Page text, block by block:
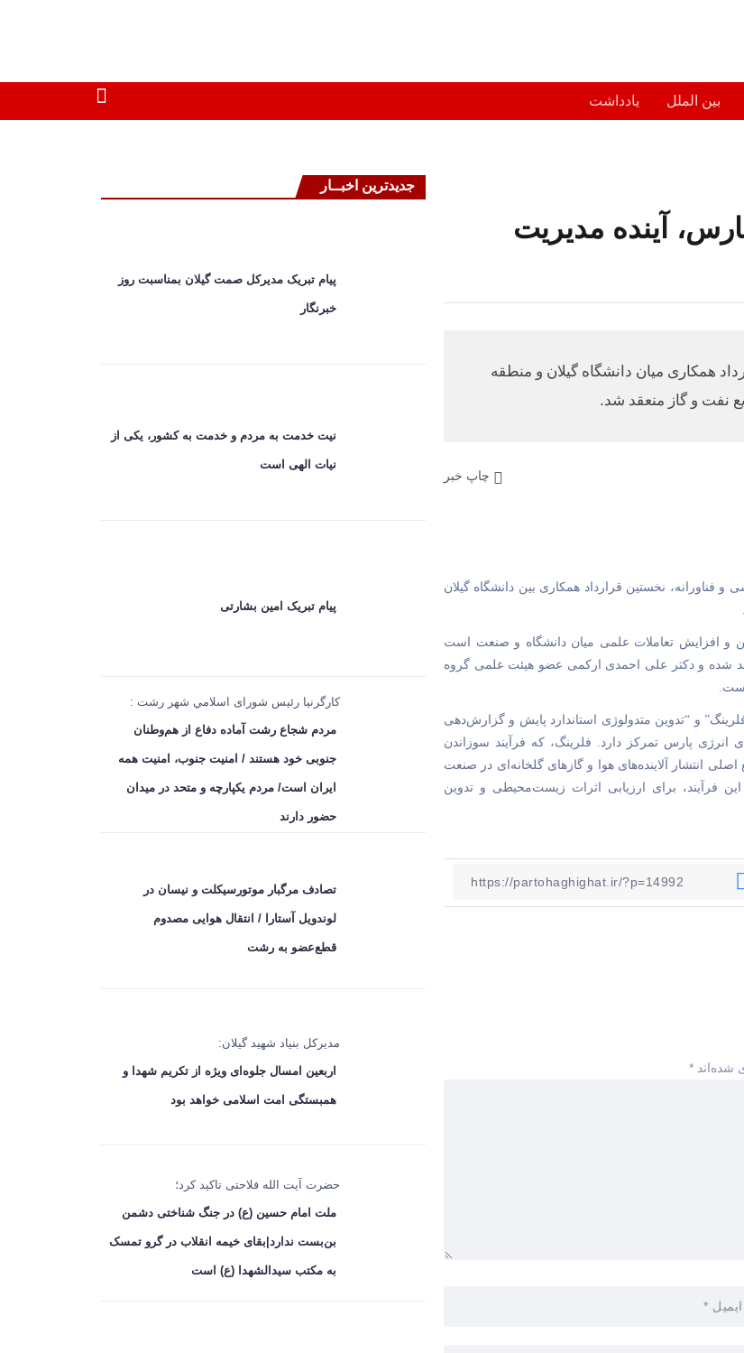
بین الملل یادداشت
آینده مدیریت
همکاری میان دانشگاه گیلان و منطقه
نفت و گاز منعقد شد.
چاپ خبر
نخستین قرارداد همکاری بین دانشگاه گیلان
و افزایش تعاملات علمی میان دانشگاه و صنعت است
شده و دکتر علی احمدی ارکمی عضو هیئت علمی گروه
و “تدوین متدولوژی استاندارد پایش و گزارش‌دهی
پارس تمرکز دارد. فلرینگ، که فرآیند سوزاندن
انتشار آلاینده‌های هوا و گازهای گلخانه‌ای در صنعت
برای ارزیابی اثرات زیست‌محیطی و تدوین
شده‌اند *
جدیدترین اخبــار
پیام تبریک مدیرکل صمت گیلان بمناسبت روز
خبرنگار
نیت خدمت به مردم و خدمت به کشور، یکی از
نیات الهی است
پیام تبریک امین بشارتی
کارگرنیا رئیس شورای اسلامي شهر رشت :
مردم شجاع رشت آماده دفاع از هم‌وطنان
جنوبی خود هستند / امنیت جنوب، امنیت همه
ایران است/ مردم یکپارچه و متحد در میدان
حضور دارند
تصادف مرگبار موتورسیکلت و نیسان در
لوندویل آستارا / انتقال هوایی مصدوم
قطع‌عضو به رشت
مدیرکل بنیاد شهید گیلان:
اربعین امسال جلوه‌ای ویژه از تکریم شهدا و
همبستگی امت اسلامی خواهد بود
حضرت آیت الله فلاحتی تاکید کرد؛
ملت امام حسین (ع) در جنگ شناختی دشمن
بن‌بست ندارد|بقای خیمه انقلاب در گرو تمسک
به مکتب سیدالشهدا (ع) است